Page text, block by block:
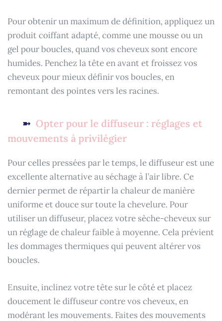
Pour obtenir un maximum de définition, appliquez un
produit coiffant adapté, comme une mousse ou un
gel pour boucles, quand vos cheveux sont encore
humides. Penchez la tête en avant et froissez vos
cheveux pour mieux définir vos boucles, en
remontant des pointes vers les racines.
Opter pour le diffuseur : réglages et
mouvements à privilégier
Pour celles pressées par le temps, le diffuseur est une
excellente alternative au séchage à l’air libre. Ce
dernier permet de répartir la chaleur de manière
uniforme et douce sur toute la chevelure. Pour
utiliser un diffuseur, placez votre sèche-cheveux sur
un réglage de chaleur faible à moyenne. Cela prévient
les dommages thermiques qui peuvent altérer vos
boucles.
Ensuite, inclinez votre tête sur le côté et placez
doucement le diffuseur contre vos cheveux, en
modérant les mouvements. Faites des mouvements